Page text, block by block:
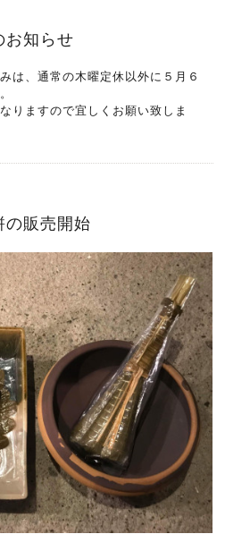
お知らせ
は、通常の木曜定休以外に５月６
りますので宜しくお願い致しま
の販売開始